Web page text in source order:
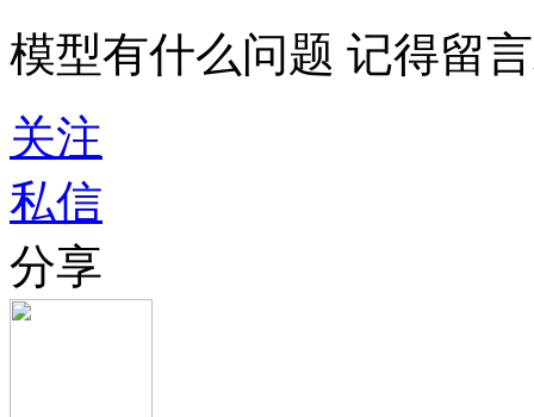
模型有什么问题 记得留
关注
私信
分享